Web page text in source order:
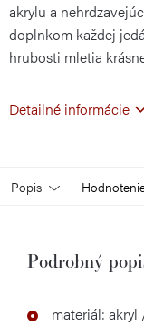
akrylu a
doplnkom každej
hrubosti mletia
Detailné informácie
Popis
Podrobný
materiál: